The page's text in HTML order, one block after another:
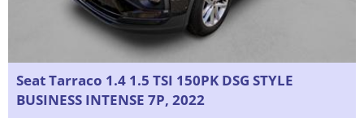
Seat Tarraco 1.4 1.5 TSI 150PK DSG STYLE
BUSINESS INTENSE 7P, 2022